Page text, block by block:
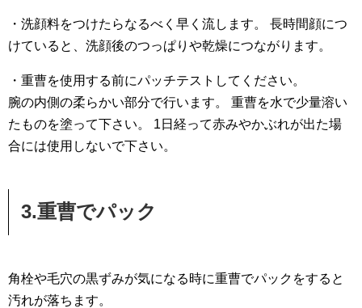
・洗顔料をつけたらなるべく早く流します。 長時間顔につ
けていると、洗顔後のつっぱりや乾燥につながります。
・重曹を使用する前にパッチテストしてください。
腕の内側の柔らかい部分で行います。 重曹を水で少量溶い
たものを塗って下さい。 1日経って赤みやかぶれが出た場
合には使用しないで下さい。
3.重曹でパック
角栓や毛穴の黒ずみが気になる時に重曹でパックをすると
汚れが落ちます。